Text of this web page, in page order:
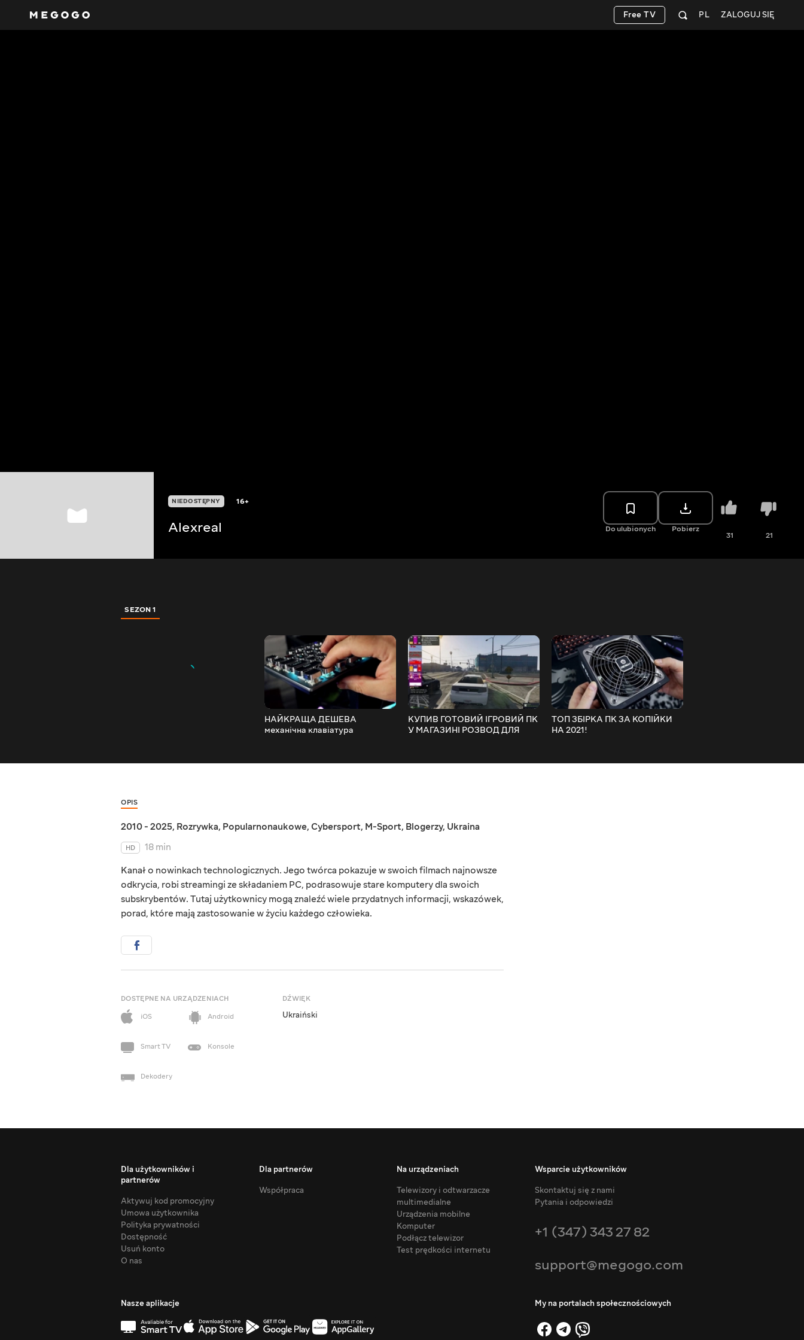
ZALOGUJ SIĘ
PL
Free TV
NIEDOSTĘPNY 16+
Alexreal Do ulubionych Pobierz
31 21
SEZON 1
НАЙКРАЩА ДЕШЕВА
механічна клавіатура
КУПИВ ГОТОВИЙ ІГРОВИЙ ПК
У МАГАЗИНІ РОЗВОД ДЛЯ
ТОП ЗБІРКА ПК ЗА КОПІЙКИ
НА 2021!
OPIS
2010 - 2025, Rozrywka, Popularnonaukowe, Cybersport, M-Sport, Blogerzy, Ukraina
HD
18 min
Kanał o nowinkach technologicznych. Jego twórca pokazuje w swoich filmach najnowsze
odkrycia, robi streamingi ze składaniem PC, podrasowuje stare komputery dla swoich
subskrybentów. Tutaj użytkownicy mogą znaleźć wiele przydatnych informacji, wskazówek,
porad, które mają zastosowanie w życiu każdego człowieka.
DOSTĘPNE NA URZĄDZENIACH
iOS
Android
Smart TV Konsole
Dekodery
DŹWIĘK
Ukraiński
Dla użytkowników i
partnerów
Aktywuj kod promocyjny
Umowa użytkownika
Polityka prywatności
Dostępność
Usuń konto
O nas
Dla partnerów
Współpraca
Na urządzeniach
Telewizory i odtwarzacze
multimedialne
Urządzenia mobilne
Komputer
Podłącz telewizor
Test prędkości internetu
Wsparcie użytkowników
Skontaktuj się z nami
Pytania i odpowiedzi
+1 (347) 343 27 82
support@megogo.com
Nasze aplikacje My na portalach społecznościowych